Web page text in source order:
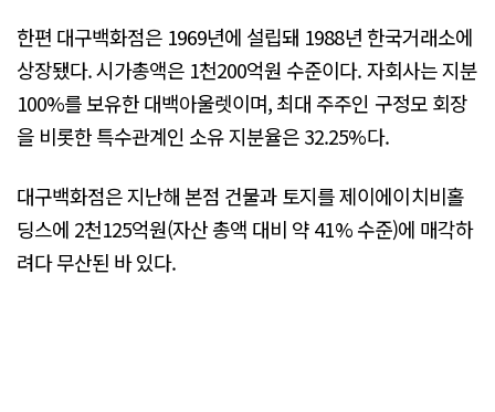
한편 대구백화점은 1969년에 설립돼 1988년 한국거래소에
상장됐다. 시가총액은 1천200억원 수준이다. 자회사는 지분
100%를 보유한 대백아울렛이며, 최대 주주인 구정모 회장
을 비롯한 특수관계인 소유 지분율은 32.25%다.
대구백화점은 지난해 본점 건물과 토지를 제이에이치비홀
딩스에 2천125억원(자산 총액 대비 약 41% 수준)에 매각하
려다 무산된 바 있다.